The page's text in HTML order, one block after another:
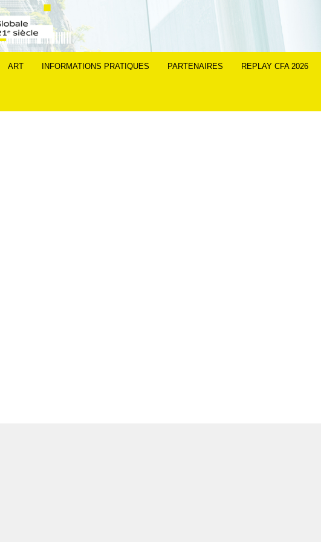
ART INFORMATIONS PRATIQUES PARTENAIRES REPLAY CFA 2026